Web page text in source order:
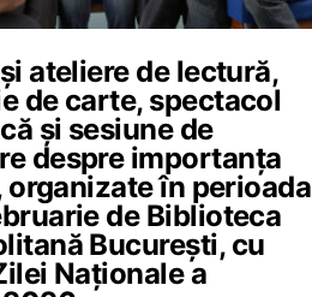
ateliere de lectură,
de carte, spectacol
și sesiune de
despre importanța
în perioada
de Biblioteca
București, cu
Naționale a